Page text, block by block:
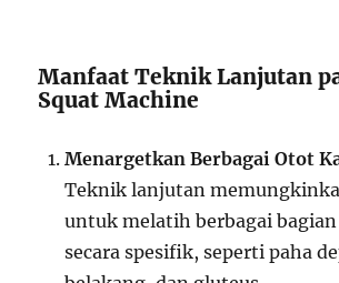
Manfaat Teknik Lanjutan
Squat Machine
Menargetkan Berbagai Otot
Teknik lanjutan
untuk melatih berbagai
secara spesifik, seperti paha